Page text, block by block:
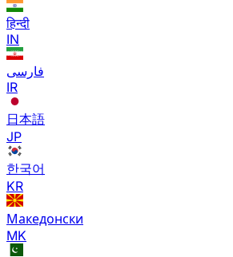
हिन्दी
IN
فارسی
IR
日本語
JP
한국어
KR
Македонски
MK